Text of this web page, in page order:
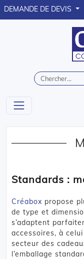
DEMANDE DE DEVIS
Standards :
Créabox propose
de type et
s’adaptent
accessoires, à
secteur des
l’emballage